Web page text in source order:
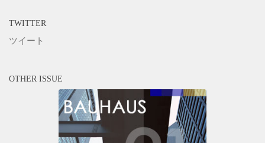
TWITTER
ツイート
OTHER ISSUE